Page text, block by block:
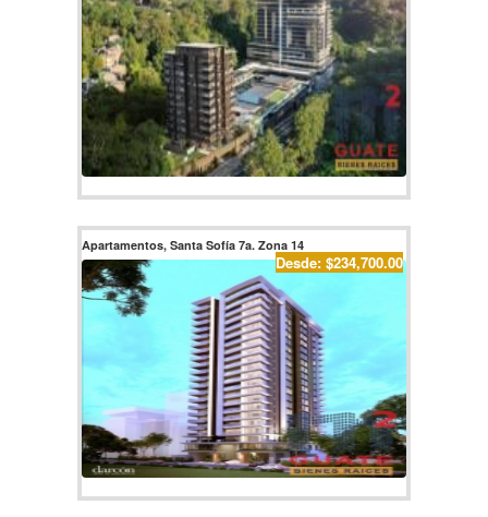
Apartamentos, Santa Sofía 7a. Zona 14
Desde: $234,700.00